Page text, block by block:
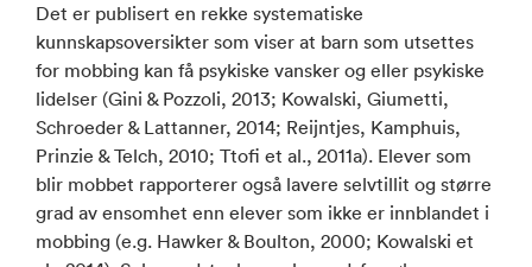
Det er publisert en rekke systematiske
kunnskapsoversikter som viser at barn som utsettes
for mobbing kan få psykiske vansker og eller psykiske
lidelser (Gini & Pozzoli, 2013; Kowalski, Giumetti,
Schroeder & Lattanner, 2014; Reijntjes, Kamphuis,
Prinzie & Telch, 2010; Ttofi et al., 2011a). Elever som
blir mobbet rapporterer også lavere selvtillit og større
grad av ensomhet enn elever som ikke er innblandet i
mobbing (e.g. Hawker & Boulton, 2000; Kowalski et